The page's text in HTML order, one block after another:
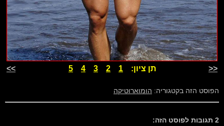
<< תן ציון: 1
2
3
4
5
>>
הפוסט הזה בקטגוריה: הומוארוטיקה
2 תגובות לפוסט הזה: